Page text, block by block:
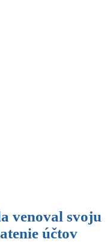
venoval svoju
účtov